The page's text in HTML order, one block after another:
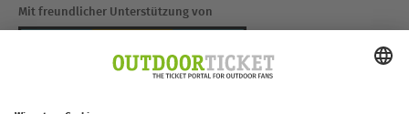
Mit freundlicher Unterstützung von